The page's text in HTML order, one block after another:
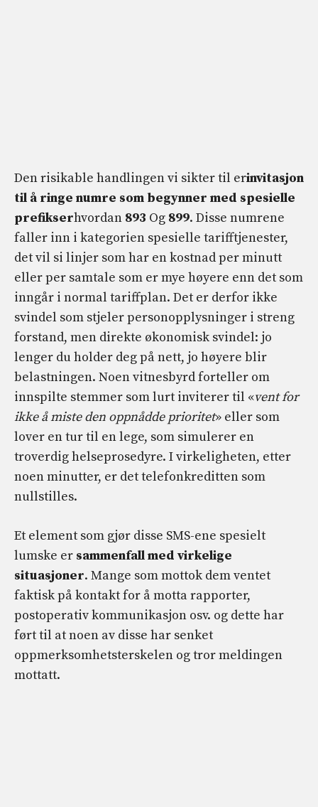
Den risikable handlingen vi sikter til erinvitasjon
til å ringe numre som begynner med spesielle
prefikserhvordan 893 Og 899. Disse numrene
faller inn i kategorien spesielle tarifftjenester,
det vil si linjer som har en kostnad per minutt
eller per samtale som er mye høyere enn det som
inngår i normal tariffplan. Det er derfor ikke
svindel som stjeler personopplysninger i streng
forstand, men direkte økonomisk svindel: jo
lenger du holder deg på nett, jo høyere blir
belastningen. Noen vitnesbyrd forteller om
innspilte stemmer som lurt inviterer til «vent for
ikke å miste den oppnådde prioritet» eller som
lover en tur til en lege, som simulerer en
troverdig helseprosedyre. I virkeligheten, etter
noen minutter, er det telefonkreditten som
nullstilles.
Et element som gjør disse SMS-ene spesielt
lumske er sammenfall med virkelige
situasjoner. Mange som mottok dem ventet
faktisk på kontakt for å motta rapporter,
postoperativ kommunikasjon osv. og dette har
ført til at noen av disse har senket
oppmerksomhetsterskelen og tror meldingen
mottatt.